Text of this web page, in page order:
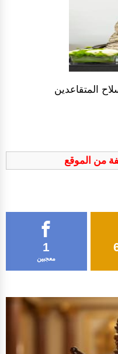
المتقاعدين
من الموقع
1
معجبين